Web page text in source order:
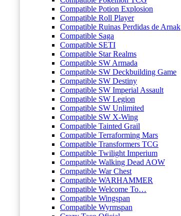
Compatible Potion Explosion
Compatible Roll Player
Compatible Ruinas Perdidas de Arnak
Compatible Saga
Compatible SETI
Compatible Star Realms
Compatible SW Armada
Compatible SW Deckbuilding Game
Compatible SW Destiny
Compatible SW Imperial Assault
Compatible SW Legion
Compatible SW Unlimited
Compatible SW X-Wing
Compatible Tainted Grail
Compatible Terraforming Mars
Compatible Transformers TCG
Compatible Twilight Imperium
Compatible Walking Dead AOW
Compatible War Chest
Compatible WARHAMMER
Compatible Welcome To…
Compatible Wingspan
Compatible Wyrmspan